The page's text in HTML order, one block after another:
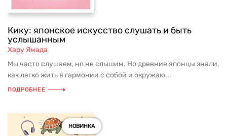
Кику: японское искусство слушать и быть
услышанным
Хару Ямада
Мы часто слушаем, но не слышим. Но древние японцы знали,
как легко жить в гармонии с собой и окружаю...
ПОДРОБНЕЕ
НОВИНКА